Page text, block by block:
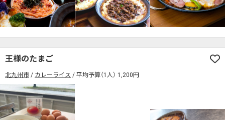
王様のたまご
北九州市 カレーライス 平均予算（1人） 1,200円